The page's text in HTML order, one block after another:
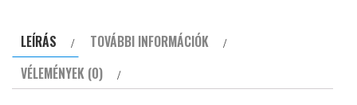
mennyiség
LEÍRÁS
TOVÁBBI INFORMÁCIÓK
VÉLEMÉNYEK (0)